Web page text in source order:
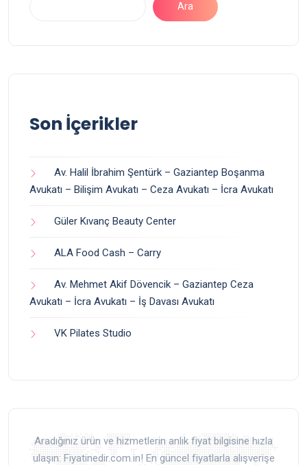
Ara
Son İçerikler
Av. Halil İbrahim Şentürk – Gaziantep Boşanma
Avukatı – Bilişim Avukatı – Ceza Avukatı – İcra Avukatı
Güler Kıvanç Beauty Center
ALA Food Cash – Carry
Av. Mehmet Akif Dövencik – Gaziantep Ceza
Avukatı – İcra Avukatı – İş Davası Avukatı
VK Pilates Studio
Aradığınız ürün ve hizmetlerin anlık fiyat bilgisine hızla
ulaşın: Fiyatinedir.com.in! En güncel fiyatlarla alışverişe